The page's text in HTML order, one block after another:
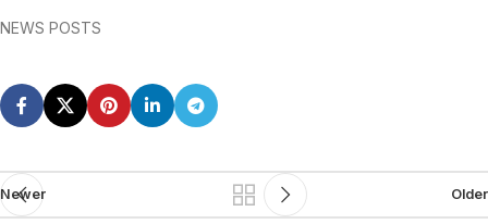
NEWS POSTS
Newer Older